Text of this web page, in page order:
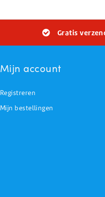
Gratis
Mijn account
Registreren
Mijn bestellingen